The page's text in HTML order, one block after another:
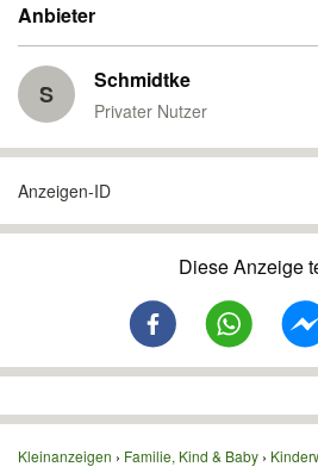
Anbieter
S Schmidtke
Privater Nutzer
Anzeigen-ID
Diese Anzeige
Kleinanzeigen Familie, Kind & Baby